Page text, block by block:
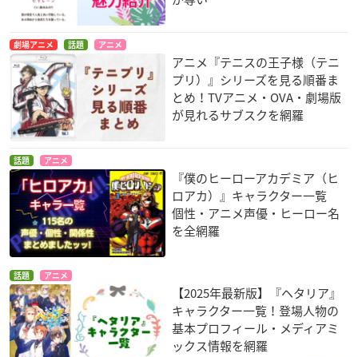
劇場アニメ 話題 アニメ
アニメ『テニスの王子様（テニ
プリ）』シリーズを見る順番ま
とめ！TVアニメ・OVA・劇場版
が見れるサブスクを網羅
話題 アニメ
『僕のヒーローアカデミア（ヒ
ロアカ）』キャラクター一覧
個性・アニメ声優・ヒーロー名
を全網羅
話題 アニメ
【2025年最新版】『ヘタリア』
キャラクター一覧！登場人物の
基本プロフィール・メディアミ
ックス情報を網羅